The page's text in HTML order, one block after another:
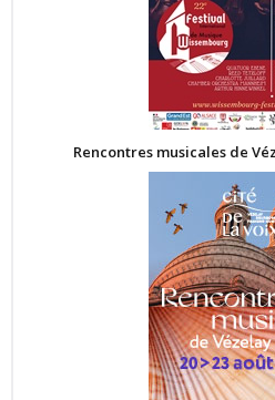
Rencontres musicales de